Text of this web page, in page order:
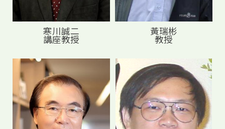
寒川誠二
講座教授
黃瑞彬
教授